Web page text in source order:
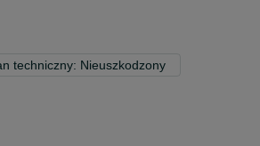
techniczny: Nieuszkodzony